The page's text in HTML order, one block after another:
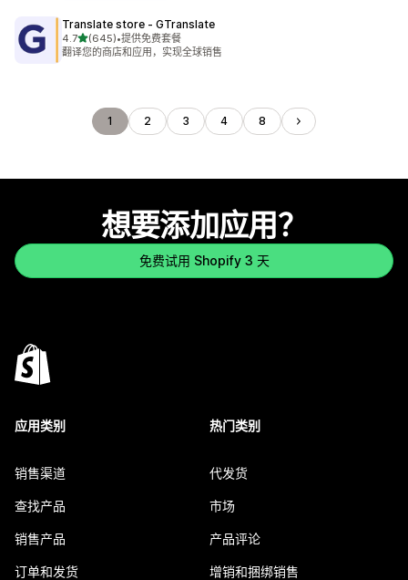
Translate store ‑ GTranslate
4.7星（满分 5 星）
(645)
总共 645 条评论
•提供免费套餐
翻译您的商店和应用，实现全球销售
1 2 3 4 8
想要添加应用？
免费试用 Shopify 3 天
应用类别
销售渠道
查找产品
销售产品
订单和发货
热门类别
代发货
市场
产品评论
增销和捆绑销售